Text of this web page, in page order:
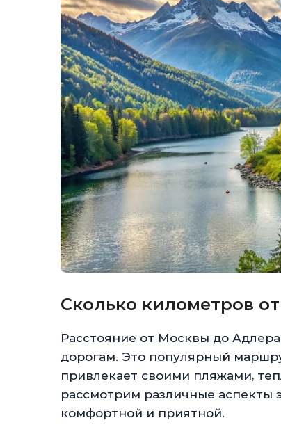
Сколько километров
Расстояние от Москвы до
дорогам. Это популярный
привлекает своими пляжами,
рассмотрим различные аспекты
комфортной и приятной.